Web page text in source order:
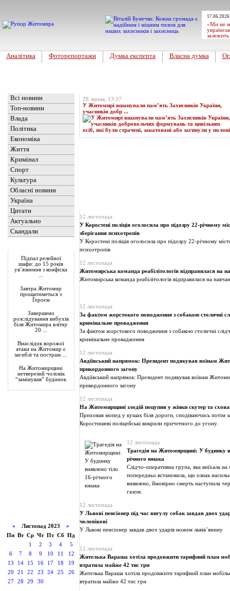
«Ми не
Аналітика Фоторепортажи Думка експерта Власна думка
Всі новини
Топ-новини
Влада
Політика
Економіка
Життя
Кримінал
Спорт
Культура
Обласні новини
Україна
Цитати
Актуально
Скандали
Підпал релейної
шафи: до 15 років
ув’язнення з конфіска
Завтра Житомир
прощатиметься з
Героєм
Завершено
розслідування вибухів
біля Житомира влітку
20 ...
Внаслідок ворожої
атаки на Житомир є
загиблі та постраж ...
На Житомирщині
нетверезий чоловік
“замінував” будинок
« Листопад 2023 »
Пн Вт Ср Чт Пт Сб Нд
1
2 3 4
5
6
7 8 9 10 11
12
13
14 15 16 17 18
19
20
21 22 23 24 25
26
27
28 29 30
28 липня, 13:37
У Житомирі вшанували пам’ять Захисників України,
учасників добр ...
12 листопада
У Коростені поліція оголосила про підозру 22-річному
зберігання психотропів
У Коростені поліція оголосила про підозру 22-річному
психотропів
12 листопада
Житомирська команда реабілітологів відправилася на
Житомирська команда реабілітологів відправилася на
12 листопада
За фактом жорстокого поводження з собакою столичні
кримінальне провадження
За фактом жорстокого поводження з собакою столичні
кримінальне провадження
12 листопада
Авдіївський напрямок: Президент подякував воїнам
прикордонного загону
Авдіївський напрямок: Президент подякував воїнам
прикордонного загону
12 листопада
На Житомирщині злодій поцупив у жінки скутер та
Приховав мопед у кушах біля дороги, сподіваючись потім
Коростишеві поліцейські викрили причетного до угону.
12 листопада
Трагедія на Житомирщині: У будинку
річного юнака
Слідчо-оперативна група, яка виїхала на
попередньо встановила, що ознак
виявлено, ймовірно смерть наступила
газом.
12 листопада
У Львові пенсіонер під час вигулу собак завдав двох
чоловікові
У Львові пенсіонер завдав двох ударів ножем львівʼянину
12 листопада
Жителька Вараша хотіла продовжити тарифний план
втратила майже 42 тис грн
Жителька Вараша хотіла продовжити тарифний план
втратила майже 42 тис грн